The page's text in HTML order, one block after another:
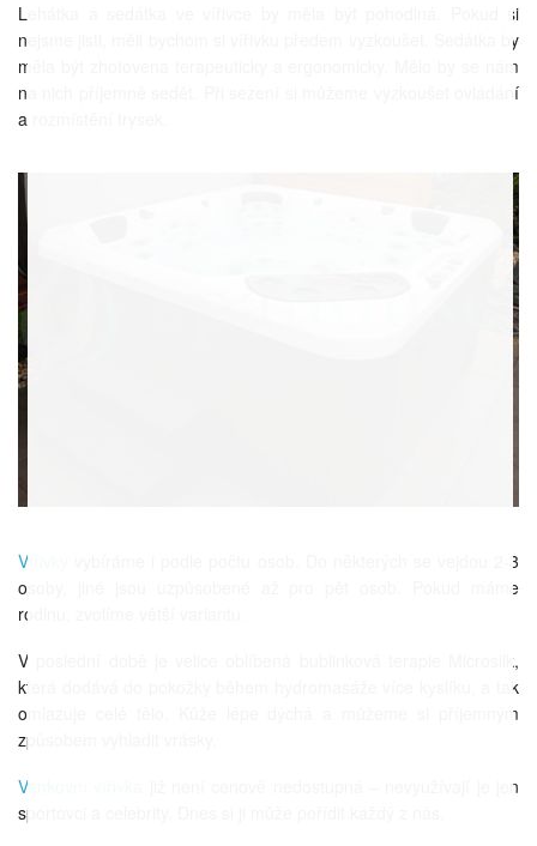
Lehátka a sedátka ve vířivce by měla být pohodlná. Pokud si
nejsme jisti, měli bychom si vířivku předem vyzkoušet. Sedátka by
měla být zhotovena terapeuticky a ergonomicky. Mělo by se nám
na nich příjemně sedět. Při sezení si můžeme vyzkoušet ovládání
a rozmístění trysek.
Vířivky
vybíráme i podle počtu osob. Do některých se vejdou 2-3
osoby, jiné jsou uzpůsobené až pro pět osob. Pokud máme
rodinu, zvolíme větší variantu.
V poslední době je velice oblíbená bublinková terapie Microsilk,
která dodává do pokožky během hydromasáže více kyslíku, a tak
omlazuje celé tělo. Kůže lépe dýchá a můžeme si příjemným
způsobem vyhladit vrásky.
Venkovní vířivka
již není cenově nedostupná – nevyužívají je jen
sportovci a celebrity. Dnes si ji může pořídit každý z nás.